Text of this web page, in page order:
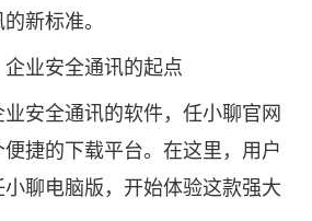
新标准。
企业安全通讯的起点
安全通讯的软件，任小聊官网
捷的下载平台。在这里，用户
聊电脑版，开始体验这款强大